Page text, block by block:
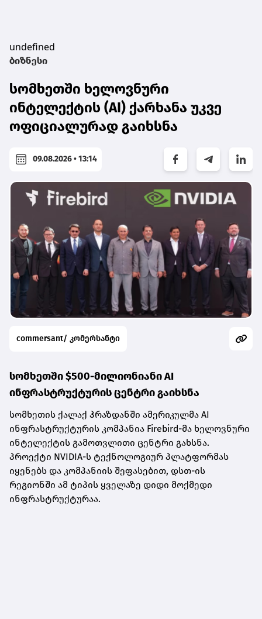
undefined
ბიზნესი
სომხეთში ხელოვნური
ინტელექტის (AI) ქარხანა უკვე
ოფიციალურად გაიხსნა
09.08.2026 • 13:14
commersant/ კომერსანტი
სომხეთში $500-მილიონიანი AI
ინფრასტრუქტურის ცენტრი გაიხსნა
სომხეთის ქალაქ ჰრაზდანში ამერიკულმა AI
ინფრასტრუქტურის კომპანია Firebird-მა ხელოვნური
ინტელექტის გამოთვლითი ცენტრი გახსნა.
პროექტი NVIDIA-ს ტექნოლოგიურ პლატფორმას
იყენებს და კომპანიის შეფასებით, დსთ-ის
რეგიონში ამ ტიპის ყველაზე დიდი მოქმედი
ინფრასტრუქტურაა.